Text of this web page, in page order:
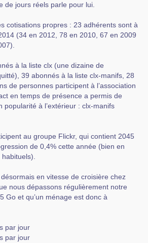
de jours réels parle pour lui.
cotisations propres : 23 adhérents sont à
(34 en 2012, 78 en 2010, 67 en 2009
à la liste clx (une dizaine de
39 abonnés à la liste clx-manifs, 28
de personnes participent à l’association
en temps de présence a permis de
popularité à l’extérieur : clx-manifs
au groupe Flickr, qui contient 2045
de 0,4% cette année (bien en
en vitesse de croisière chez
nous dépassons régulièrement notre
Go et qu’un ménage est donc à
par jour
par jour